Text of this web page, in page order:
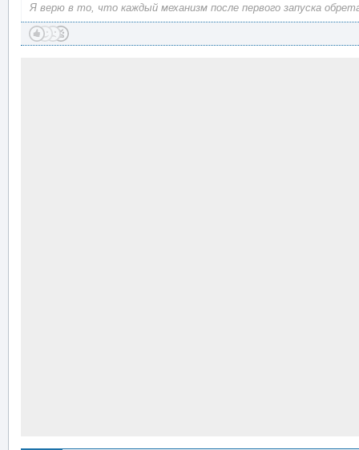
Я верю в то, что каждый механизм после первого запуска